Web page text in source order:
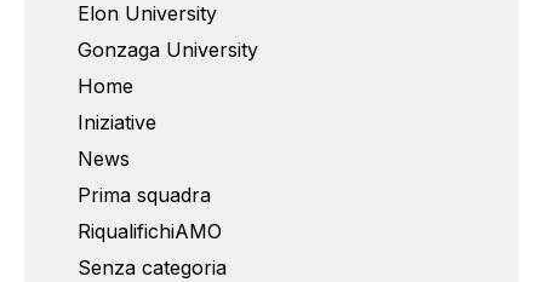
Elon University
Gonzaga University
Home
Iniziative
News
Prima squadra
RiqualifichiAMO
Senza categoria